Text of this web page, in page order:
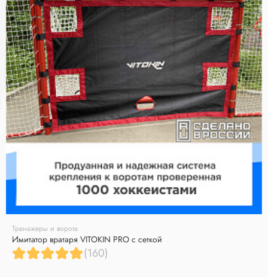
Тренажеры и ворота
Имитатор вратаря VITOKIN PRO с сеткой
(160)